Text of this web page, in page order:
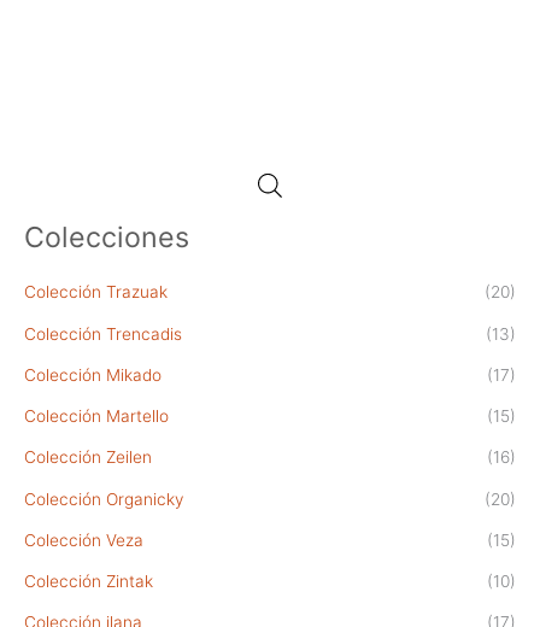
Colecciones
Colección Trazuak (20)
Colección Trencadis (13)
Colección Mikado (17)
Colección Martello (15)
Colección Zeilen (16)
Colección Organicky (20)
Colección Veza (15)
Colección Zintak (10)
Colección ilana (17)